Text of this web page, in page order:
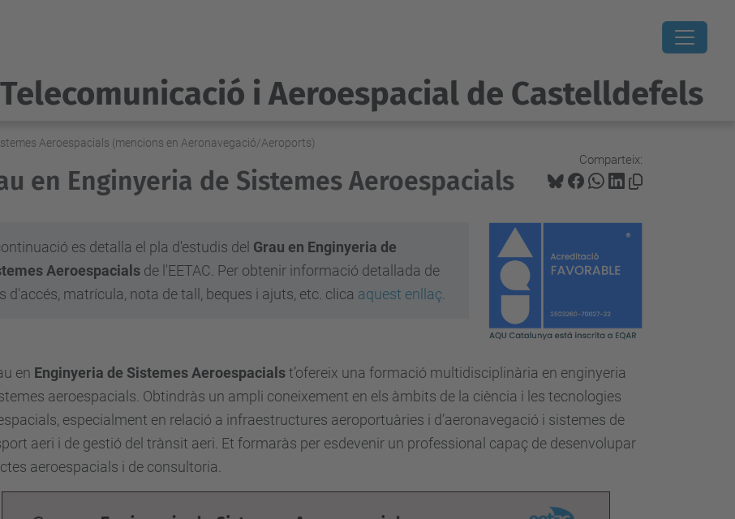
Telecomunicació i Aeroespacial de Castelldefels
Aeroespacials (mencions en Aeronavegació/Aeroports)
Comparteix:
en Enginyeria de Sistemes Aeroespacials
es detalla el pla d'estudis del Grau en Enginyeria de
Aeroespacials de l'EETAC. Per obtenir informació detallada de
d'accés, matrícula, nota de tall, beques i ajuts, etc. clica aquest enllaç.
en Enginyeria de Sistemes Aeroespacialst’ofereix una formació multidisciplinària en enginyeria
aeroespacials. Obtindràs un ampli coneixement en els àmbits de la ciència i les tecnologies
especialment en relació a infraestructures aeroportuàries i d’aeronavegació i sistemes de
aeri i de gestió del trànsit aeri. Et formaràs per esdevenir un professional capaç de desenvolupar
aeroespacials i de consultoria.